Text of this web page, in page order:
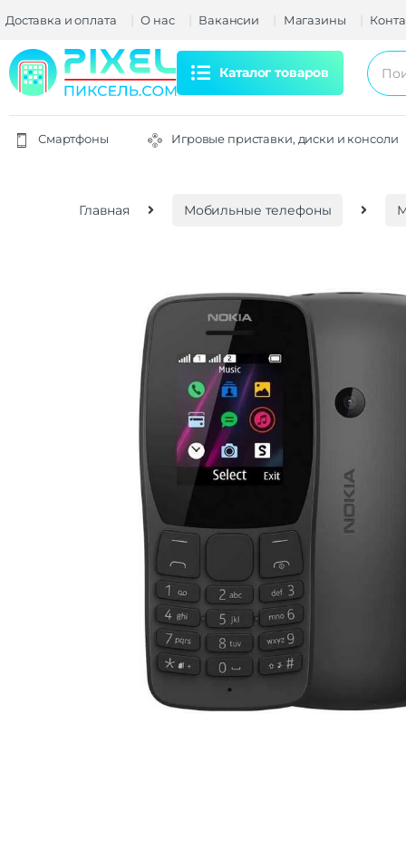
Доставка и оплата О нас Вакансии Магазины
Каталог товаров
Смартфоны Игровые приставки, диски и консоли
Главная Мобильные телефоны